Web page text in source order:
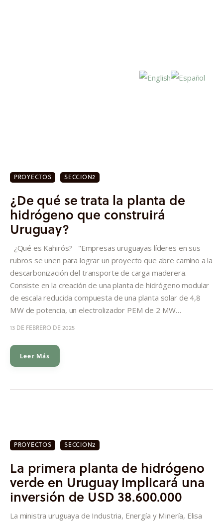
Investigación
Proyectos
Informes
Quiénes somos
PROYECTOS SECCION2
¿De qué se trata la planta de
hidrógeno que construirá
Uruguay?
¿Qué es Kahirós? "Empresas uruguayas líderes en sus
rubros se unen para lograr un proyecto que abre camino a la
descarbonización del transporte de carga maderera.
Consiste en la creación de una planta de hidrógeno modular
de escala reducida compuesta de una planta solar de 4,8
MW de potencia, un electrolizador PEM de 2 MW…
13 DE FEBRERO DE 2025
Leer Más
PROYECTOS SECCION2
La primera planta de hidrógeno
verde en Uruguay implicará una
inversión de USD 38.600.000
La ministra uruguaya de Industria, Energía y Minería, Elisa